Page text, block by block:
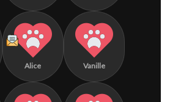
Alice Vanille